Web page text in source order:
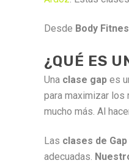
Desde Body
¿QUÉ ES
Una clase gap es
para maximizar
mucho más. Al
Las clases de Gap
adecuadas.